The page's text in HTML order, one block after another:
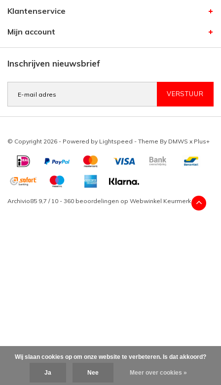
Klantenservice
Mijn account
Inschrijven nieuwsbrief
VERSTUUR
© Copyright 2026 - Powered by Lightspeed - Theme By DMWS x Plus+
Archivio85 9,7 / 10 - 360 beoordelingen op Webwinkel Keurmerk
Wij slaan cookies op om onze website te verbeteren. Is dat akkoord?
Ja Nee Meer over cookies »